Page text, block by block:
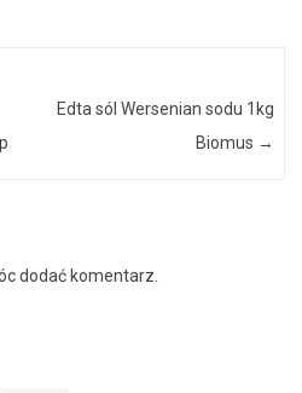
Edta sól Wersenian sodu 1kg
Biomus →
dodać komentarz.